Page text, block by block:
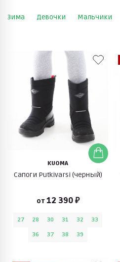
Зима Девочки Мальчики
KUOMA
Сапоги Putkivarsi (черный)
от12 390 ₽
27 28 30 31 32
33
36
37 38 39